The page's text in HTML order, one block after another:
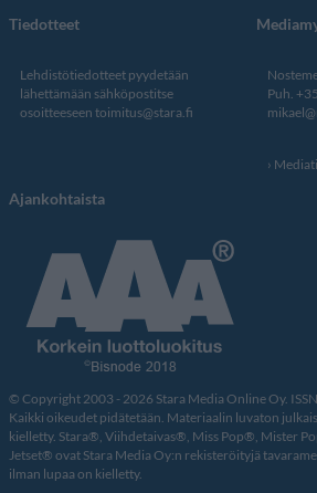
Tiedotteet
Lehdistötiedotteet pyydetään
lähettämään sähköpostitse
osoitteeseen toimitus@stara.fi
Puh.
Ajankohtaista
© Copyright 2003 - 2026 Stara Media Online Oy.
Kaikki oikeudet pidätetään. Materiaalin luvaton
kielletty. Stara®, Viihdetaivas®, Miss Pop®, Mister
Jetset® ovat Stara Media Oy:n rekisteröityjä
ilman lupaa on kielletty.